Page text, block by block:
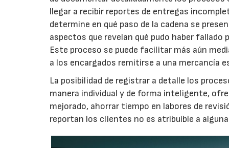
llegar a recibir reportes de entregas
determine en qué paso de la cadena se
aspectos que revelan qué pudo haber
Este proceso se puede facilitar más aún
a los encargados remitirse a una mercancía
La posibilidad de registrar a detalle los
manera individual y de forma inteligente,
mejorado, ahorrar tiempo en labores de
reportan los clientes no es atribuible a